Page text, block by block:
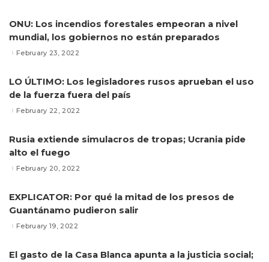
ONU: Los incendios forestales empeoran a nivel
mundial, los gobiernos no están preparados
February 23, 2022
LO ÚLTIMO: Los legisladores rusos aprueban el uso
de la fuerza fuera del país
February 22, 2022
Rusia extiende simulacros de tropas; Ucrania pide
alto el fuego
February 20, 2022
EXPLICATOR: Por qué la mitad de los presos de
Guantánamo pudieron salir
February 19, 2022
El gasto de la Casa Blanca apunta a la justicia social;